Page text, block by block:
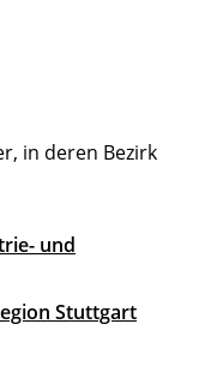
in deren Bezirk
und
Stuttgart